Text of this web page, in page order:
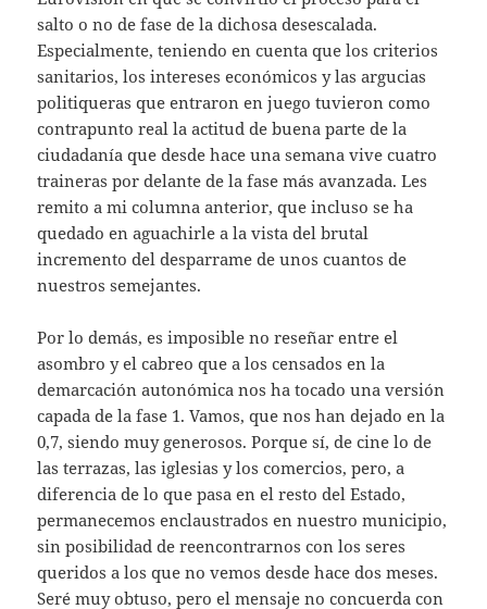
salto o no de fase de la dichosa desescalada.
Especialmente, teniendo en cuenta que los criterios
sanitarios, los intereses económicos y las argucias
politiqueras que entraron en juego tuvieron como
contrapunto real la actitud de buena parte de la
ciudadanía que desde hace una semana vive cuatro
traineras por delante de la fase más avanzada. Les
remito a mi columna anterior, que incluso se ha
quedado en aguachirle a la vista del brutal
incremento del desparrame de unos cuantos de
nuestros semejantes.
Por lo demás, es imposible no reseñar entre el
asombro y el cabreo que a los censados en la
demarcación autonómica nos ha tocado una versión
capada de la fase 1. Vamos, que nos han dejado en la
0,7, siendo muy generosos. Porque sí, de cine lo de
las terrazas, las iglesias y los comercios, pero, a
diferencia de lo que pasa en el resto del Estado,
permanecemos enclaustrados en nuestro municipio,
sin posibilidad de reencontrarnos con los seres
queridos a los que no vemos desde hace dos meses.
Seré muy obtuso, pero el mensaje no concuerda con